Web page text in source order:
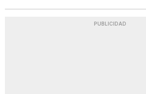
PUBLICIDAD